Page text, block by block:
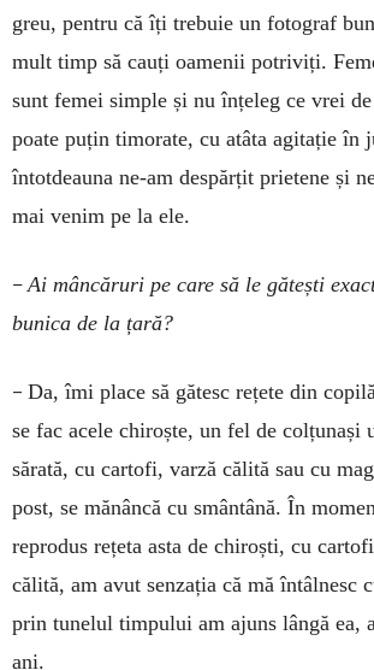
greu, pentru că îți trebuie un fotograf
mult timp să cauți oamenii potriviți.
sunt femei simple și nu înțeleg ce vrei
poate puțin timorate, cu atâta agitație în
întotdeauna ne-am despărțit prietene și
mai venim pe la ele.
–Ai mâncăruri pe care să le gătești
bunica de la țară?
– Da, îmi place să gătesc rețete din
se fac acele chiroște, un fel de colțunași
sărată, cu cartofi, varză călită sau cu
post, se mănâncă cu smântână. În
reprodus rețeta asta de chiroști, cu
călită, am avut senzația că mă întâlnesc
prin tunelul timpului am ajuns lângă ea,
ani.